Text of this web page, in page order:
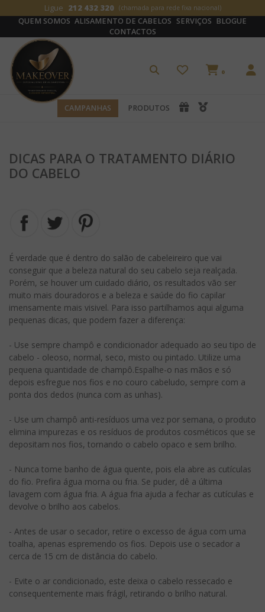
Ligue 212 432 320 (chamada para rede fixa nacional)
QUEM SOMOS ALISAMENTO DE CABELOS SERVIÇOS BLOGUE
CONTACTOS
0
CAMPANHAS PRODUTOS
DICAS PARA O TRATAMENTO DIÁRIO
DO CABELO
É verdade que é dentro do salão de cabeleireiro que vai
conseguir que a beleza natural do seu cabelo seja realçada.
Porém, se houver um cuidado diário, os resultados vão ser
muito mais douradoros e a beleza e saúde do fio capilar
imensamente mais visivel. Para isso partilhamos aqui alguma
pequenas dicas, que podem fazer a diferença:
- Use sempre champô e condicionador adequado ao seu tipo de
cabelo - oleoso, normal, seco, misto ou pintado. Utilize uma
pequena quantidade de champô.Espalhe-o nas mãos e só
depois esfregue nos fios e no couro cabeludo, sempre com a
ponta dos dedos (nunca com as unhas).
- Use um champô anti-resíduos uma vez por semana, o produto
elimina impurezas e os resíduos de produtos cosméticos que se
depositam nos fios, tornando o cabelo opaco e sem brilho.
- Nunca tome banho de água quente, pois ela abre as cutículas
do fio. Prefira água morna ou fria. Se puder, dê a última
lavagem com água fria. A água fria ajuda a fechar as cutículas e
devolve o brilho aos cabelos.
- Antes de usar o secador, retire o excesso de água com uma
toalha, apenas espremendo os fios. Depois use o secador a
cerca de 15 cm de distância do cabelo.
- Evite o ar condicionado, este deixa o cabelo ressecado e
consequentemente mais frágil, retirando o brilho natural.